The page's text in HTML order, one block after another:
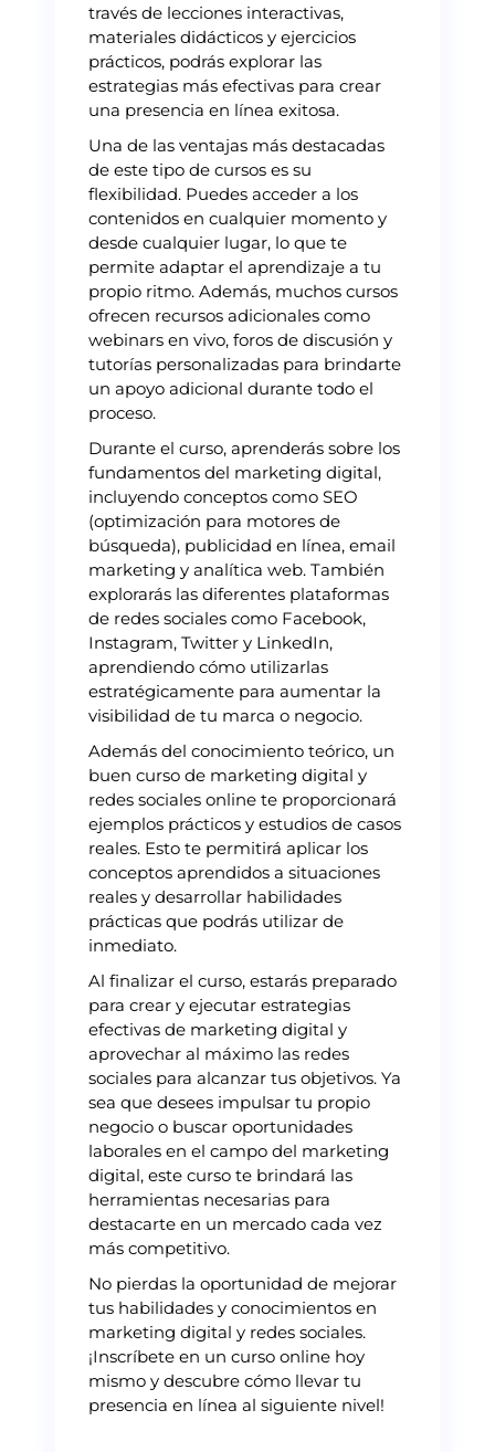
través de lecciones interactivas,
materiales didácticos y ejercicios
prácticos, podrás explorar las
estrategias más efectivas para crear
una presencia en línea exitosa.
Una de las ventajas más destacadas
de este tipo de cursos es su
flexibilidad. Puedes acceder a los
contenidos en cualquier momento y
desde cualquier lugar, lo que te
permite adaptar el aprendizaje a tu
propio ritmo. Además, muchos cursos
ofrecen recursos adicionales como
webinars en vivo, foros de discusión y
tutorías personalizadas para brindarte
un apoyo adicional durante todo el
proceso.
Durante el curso, aprenderás sobre los
fundamentos del marketing digital,
incluyendo conceptos como SEO
(optimización para motores de
búsqueda), publicidad en línea, email
marketing y analítica web. También
explorarás las diferentes plataformas
de redes sociales como Facebook,
Instagram, Twitter y LinkedIn,
aprendiendo cómo utilizarlas
estratégicamente para aumentar la
visibilidad de tu marca o negocio.
Además del conocimiento teórico, un
buen curso de marketing digital y
redes sociales online te proporcionará
ejemplos prácticos y estudios de casos
reales. Esto te permitirá aplicar los
conceptos aprendidos a situaciones
reales y desarrollar habilidades
prácticas que podrás utilizar de
inmediato.
Al finalizar el curso, estarás preparado
para crear y ejecutar estrategias
efectivas de marketing digital y
aprovechar al máximo las redes
sociales para alcanzar tus objetivos. Ya
sea que desees impulsar tu propio
negocio o buscar oportunidades
laborales en el campo del marketing
digital, este curso te brindará las
herramientas necesarias para
destacarte en un mercado cada vez
más competitivo.
No pierdas la oportunidad de mejorar
tus habilidades y conocimientos en
marketing digital y redes sociales.
¡Inscríbete en un curso online hoy
mismo y descubre cómo llevar tu
presencia en línea al siguiente nivel!